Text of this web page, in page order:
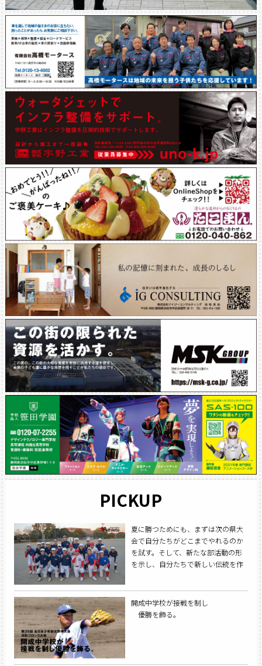
PICKUP
夏に勝つためにも、まずは次の県大
会で自分たちがどこまでやれるのか
を試す。そして、新たな部活動の形
を示し、自分たちで新しい伝統を作
開成中学校が接戦を制し
優勝を飾る。